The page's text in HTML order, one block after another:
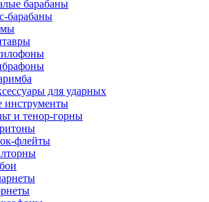
барабаны
барабаны
для ударных
инструменты
и тенор-горны
флейты